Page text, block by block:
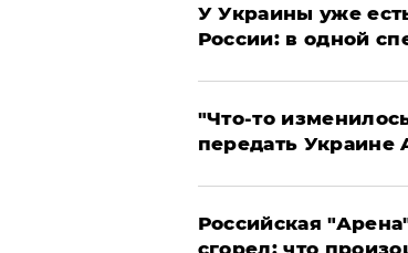
У Украины уже
России: в одной
​"Что-то
передать Украине
​Российская
сгорел: что